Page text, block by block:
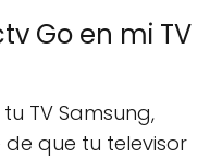
Go en mi TV
TV Samsung,
que tu televisor